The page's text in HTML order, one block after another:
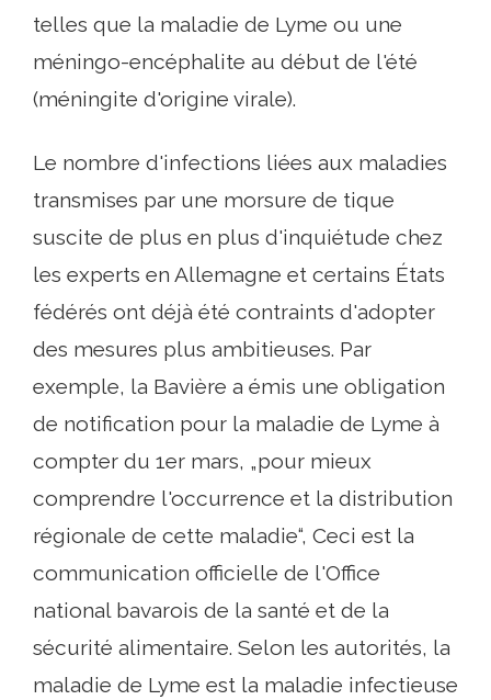
telles que la maladie de Lyme ou une
méningo-encéphalite au début de l'été
(méningite d'origine virale).
Le nombre d'infections liées aux maladies
transmises par une morsure de tique
suscite de plus en plus d'inquiétude chez
les experts en Allemagne et certains États
fédérés ont déjà été contraints d'adopter
des mesures plus ambitieuses. Par
exemple, la Bavière a émis une obligation
de notification pour la maladie de Lyme à
compter du 1er mars, „pour mieux
comprendre l'occurrence et la distribution
régionale de cette maladie“, Ceci est la
communication officielle de l'Office
national bavarois de la santé et de la
sécurité alimentaire. Selon les autorités, la
maladie de Lyme est la maladie infectieuse